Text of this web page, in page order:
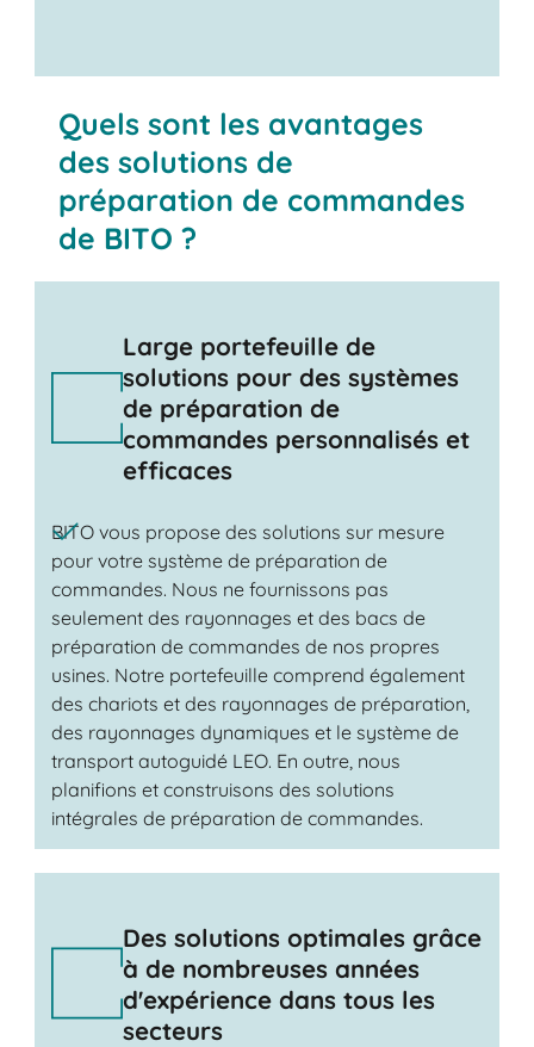
Contactez-nous
Quels sont les avantages
des solutions de
préparation de commandes
de BITO ?
Large portefeuille de
solutions pour des systèmes
de préparation de
commandes personnalisés et
efficaces
BITO vous propose des solutions sur mesure
pour votre système de préparation de
commandes. Nous ne fournissons pas
seulement des rayonnages et des bacs de
préparation de commandes de nos propres
usines. Notre portefeuille comprend également
des chariots et des rayonnages de préparation,
des rayonnages dynamiques et le système de
transport autoguidé LEO. En outre, nous
planifions et construisons des solutions
intégrales de préparation de commandes.
Des solutions optimales grâce
à de nombreuses années
d'expérience dans tous les
secteurs